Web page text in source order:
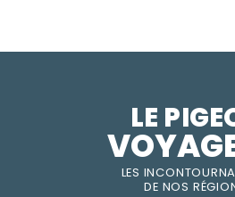
LES INCONTO
DE NOS RÉGIO
LE